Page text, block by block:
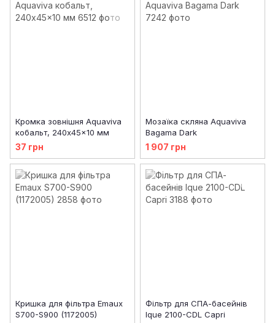
Кромка зовнішня Aquaviva
кобальт, 240x45x10 мм
37 грн
Мозаїка скляна Aquaviva
Bagama Dark
1 907 грн
Кришка для фільтра Emaux
S700-S900 (1172005)
Фільтр для СПА-басейнів
Ique 2100-CDL Capri